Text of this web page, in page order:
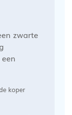
zwarte
koper